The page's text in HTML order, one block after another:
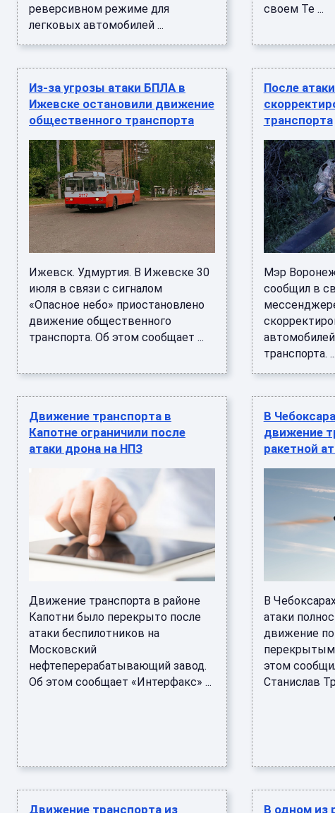
реверсивном режиме для
легковых автомобилей ...
своем Te ...
Из-за угрозы атаки БПЛА в
Ижевске остановили движение
общественного транспорта
Ижевск. Удмуртия. В Ижевске 30
июля в связи с сигналом
«Опасное небо» приостановлено
движение общественного
транспорта. Об этом сообщает ...
После
транспорта
Мэр
сообщил в
транспорта. ...
Движение транспорта в
Капотне ограничили после
атаки дрона на НПЗ
Движение транспорта в районе
Капотни было перекрыто после
атаки беспилотников на
Московский
нефтеперерабатывающий завод.
Об этом сообщает «Интерфакс» ...
В
движение
ракетной
В
атаки
движение
перекрытым
этом
Станислав
Движение транспорта из
В одном из